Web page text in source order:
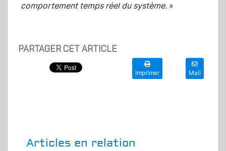
comportement temps réel du système. »
PARTAGER CET ARTICLE
Imprimer Mail
Articles en relation